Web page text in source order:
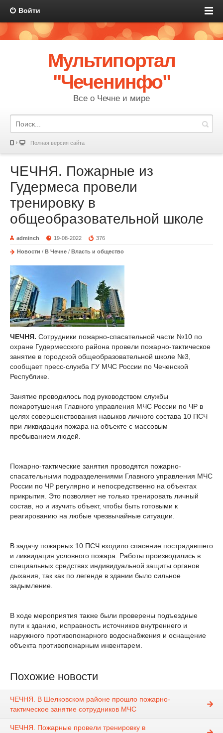
Войти
Мультипортал
"Чеченинфо"
Все о Чечне и мире
Полная версия сайта
ЧЕЧНЯ. Пожарные из
Гудермеса провели
тренировку в
общеобразовательной школе
adminch 19-08-2022 376
Новости / В Чечне / Власть и общество
ЧЕЧНЯ. Сотрудники пожарно-спасательной части №10 по
охране Гудермесского района провели пожарно-тактическое
занятие в городской общеобразовательной школе №3,
сообщает пресс-служба ГУ МЧС России по Чеченской
Республике.
Занятие проводилось под руководством службы
пожаротушения Главного управления МЧС России по ЧР в
целях совершенствования навыков личного состава 10 ПСЧ
при ликвидации пожара на объекте с массовым
пребыванием людей.
Пожарно-тактические занятия проводятся пожарно-
спасательными подразделениями Главного управления МЧС
России по ЧР регулярно и непосредственно на объектах
прикрытия. Это позволяет не только тренировать личный
состав, но и изучить объект, чтобы быть готовыми к
реагированию на любые чрезвычайные ситуации.
В задачу пожарных 10 ПСЧ входило спасение пострадавшего
и ликвидация условного пожара. Работы производились в
специальных средствах индивидуальной защиты органов
дыхания, так как по легенде в здании было сильное
задымление.
В ходе мероприятия также были проверены подъездные
пути к зданию, исправность источников внутреннего и
наружного противопожарного водоснабжения и оснащение
объекта противопожарным инвентарем.
Похожие новости
ЧЕЧНЯ. В Шелковском районе прошло пожарно-
тактическое занятие сотрудников МЧС
ЧЕЧНЯ. Пожарные провели тренировку в